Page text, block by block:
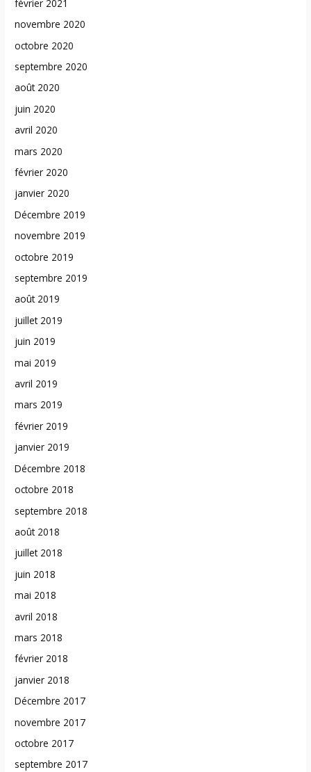
février 2021
novembre 2020
octobre 2020
septembre 2020
août 2020
juin 2020
avril 2020
mars 2020
février 2020
janvier 2020
Décembre 2019
novembre 2019
octobre 2019
septembre 2019
août 2019
juillet 2019
juin 2019
mai 2019
avril 2019
mars 2019
février 2019
janvier 2019
Décembre 2018
octobre 2018
septembre 2018
août 2018
juillet 2018
juin 2018
mai 2018
avril 2018
mars 2018
février 2018
janvier 2018
Décembre 2017
novembre 2017
octobre 2017
septembre 2017